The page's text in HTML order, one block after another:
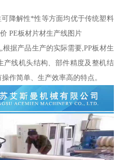
降解性*性等方面均优于传统塑料
PE板材片材生产线图片
据产品生产的实际需要,PP板材生
产线机头结构、部件精度及整机结
作简单、生产效率高的特点。